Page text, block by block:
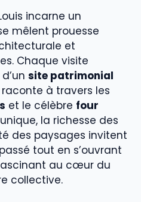
incarne un
mêlent prouesse
et
Chaque visite
site patrimonial
raconte à travers les
et le célèbre four
la richesse des
des paysages invitent
tout en s’ouvrant
au cœur du
collective.